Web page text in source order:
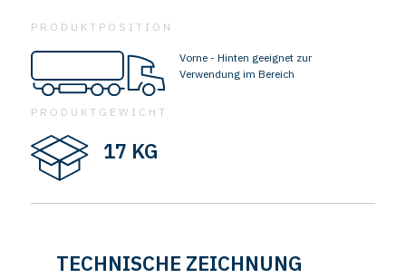
PRODUKTPOSITION
Vorne - Hinten geeignet zur
Verwendung im Bereich
PRODUKTGEWICHT
17 KG
TECHNISCHE ZEICHNUNG